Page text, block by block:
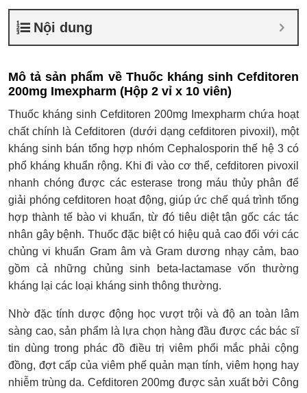
Nội dung
Mô tả sản phẩm về Thuốc kháng sinh Cefditoren
200mg Imexpharm (Hộp 2 vỉ x 10 viên)
Thuốc kháng sinh Cefditoren 200mg Imexpharm chứa hoạt
chất chính là Cefditoren (dưới dạng cefditoren pivoxil), một
kháng sinh bán tổng hợp nhóm Cephalosporin thế hệ 3 có
phổ kháng khuẩn rộng. Khi đi vào cơ thể, cefditoren pivoxil
nhanh chóng được các esterase trong máu thủy phân để
giải phóng cefditoren hoạt động, giúp ức chế quá trình tổng
hợp thành tế bào vi khuẩn, từ đó tiêu diệt tận gốc các tác
nhân gây bệnh. Thuốc đặc biệt có hiệu quả cao đối với các
chủng vi khuẩn Gram âm và Gram dương nhạy cảm, bao
gồm cả những chủng sinh beta-lactamase vốn thường
kháng lại các loại kháng sinh thông thường.
Nhờ đặc tính dược động học vượt trội và độ an toàn lâm
sàng cao, sản phẩm là lựa chọn hàng đầu được các bác sĩ
tin dùng trong phác đồ điều trị viêm phổi mắc phải cộng
đồng, đợt cấp của viêm phế quản mạn tính, viêm họng hay
nhiễm trùng da. Cefditoren 200mg được sản xuất bởi Công